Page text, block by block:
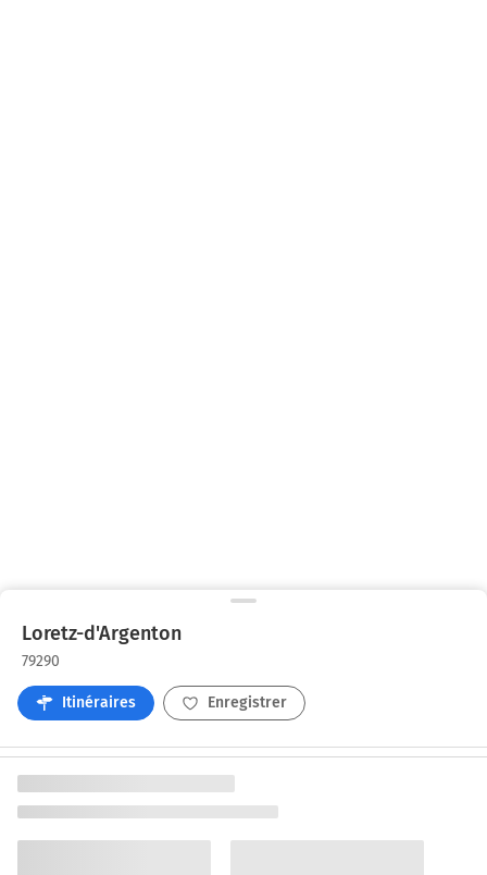
Loretz-d'Argenton
79290
Itinéraires Enregistrer